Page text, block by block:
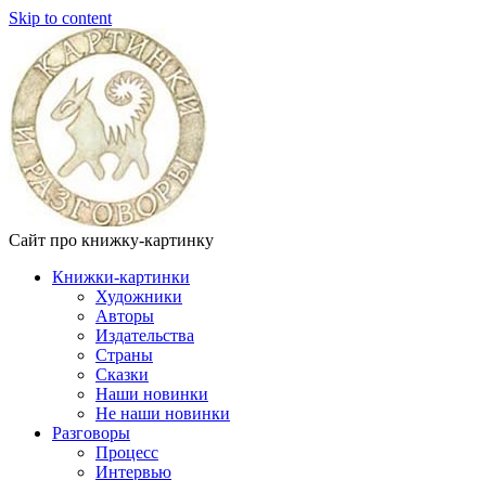
Skip to content
Сайт про книжку-картинку
Книжки-картинки
Художники
Авторы
Издательства
Страны
Сказки
Наши новинки
Не наши новинки
Разговоры
Процесс
Интервью